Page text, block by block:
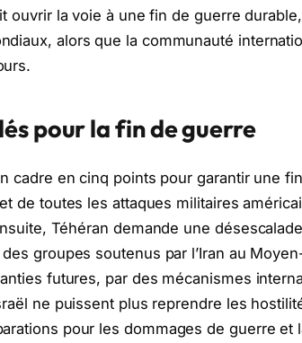
ouvrir la voie à une fin de guerre
alors que la communauté
pour la fin de guerre
cadre en cinq points pour garantir une
de toutes les attaques militaires
Téhéran demande une
groupes soutenus par l’Iran au
futures, par des mécanismes
ne puissent plus reprendre les
pour les dommages de guerre et